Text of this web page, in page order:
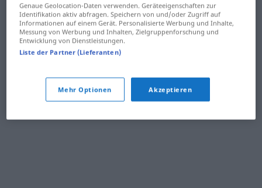
Genaue Geolocation-Daten verwenden. Geräteeigenschaften zur
Identifikation aktiv abfragen. Speichern von und/oder Zugriff auf
Informationen auf einem Gerät. Personalisierte Werbung und Inhalte,
Messung von Werbung und Inhalten, Zielgruppenforschung und
Entwicklung von Dienstleistungen.
Liste der Partner (Lieferanten)
Mehr Optionen Akzeptieren